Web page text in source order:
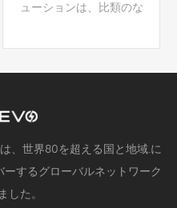
ューションは、比類のな
に適応するインテリジェ
おり、最大限の効率と速
度を保証します。高密度
り、多数の充電サイクル
、世界80を超える国と地域.に
するグローバルネットワーク
した。